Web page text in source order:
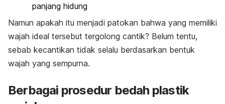
panjang hidung
Namun apakah itu menjadi patokan bahwa yang memiliki
wajah ideal tersebut tergolong cantik? Belum tentu,
sebab kecantikan tidak selalu berdasarkan bentuk
wajah yang sempurna.
Berbagai prosedur bedah plastik